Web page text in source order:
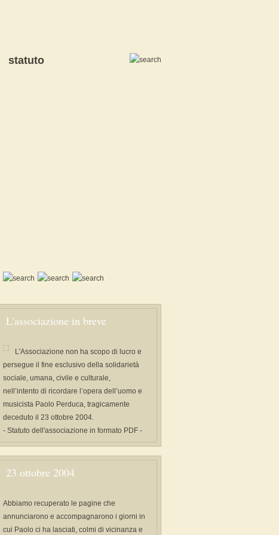
statuto
L'associazione in breve
L'Associazione non ha scopo di lucro e
persegue il fine esclusivo della solidarietà
sociale, umana, civile e culturale,
nell’intento di ricordare l’opera dell’uomo e
musicista Paolo Perduca, tragicamente
deceduto il 23 ottobre 2004.
- Statuto dell'associazione in formato PDF -
23 ottobre 2004
Abbiamo recuperato le pagine che
annunciarono e accompagnarono i giorni in
cui Paolo ci ha lasciati, colmi di vicinanza e